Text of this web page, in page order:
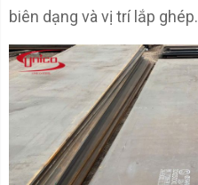
biên dạng và vị trí lắp ghép.